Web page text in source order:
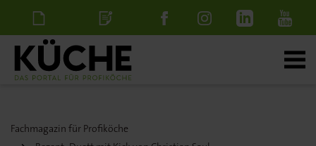
NewsletterStellenanzeige
Fachmagazin für Profiköche